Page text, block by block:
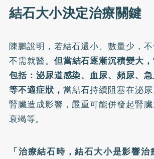
結石大小決定治療關鍵
陳鵬說明，若結石還小、數量少，
不需就醫。 但當結石逐漸沉積變大
包括：泌尿道感染、血尿、頻尿、
等不適症狀， 當結石持續阻塞在泌
腎臟造成影響，嚴重可能併發起腎臟
衰竭等。
「治療結石時，結石大小是影響